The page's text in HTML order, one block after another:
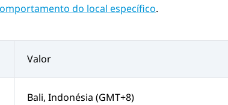
do local específico.
Valor
Bali, Indonésia (GMT+8)